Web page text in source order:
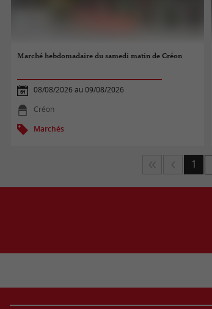
Marché hebdomadaire du samedi matin de Créon
08/08/2026 au 09/08/2026
Créon
Marchés
1